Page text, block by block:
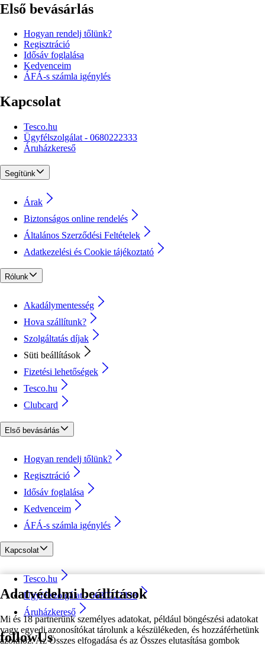
Adatvédelmi beállítások
Mi és 18 partnerünk személyes adatokat, például böngészési adatokat
vagy egyedi azonosítókat tárolunk a készülékeden, és hozzáférhetünk
azokhoz. Az Összes elfogadása és az Összes elutasítása gombok
Első bevásárlás
Hogyan rendelj tőlünk?
Regisztráció
Idősáv foglalása
Kedvenceim
ÁFÁ-s számla igénylés
Kapcsolat
Tesco.hu
Ügyfélszolgálat - 0680222333
Áruházkereső
Segítünk
Árak
Biztonságos online rendelés
Általános Szerződési Feltételek
Adatkezelési és Cookie tájékoztató
Rólunk
Akadálymentesség
Hova szállítunk?
Szolgáltatás díjak
Süti beállítások
Fizetési lehetőségek
Tesco.hu
Clubcard
Első bevásárlás
Hogyan rendelj tőlünk?
Regisztráció
Idősáv foglalása
Kedvenceim
ÁFÁ-s számla igénylés
Kapcsolat
Tesco.hu
Ügyfélszolgálat - 0680222333
Áruházkereső
followUs